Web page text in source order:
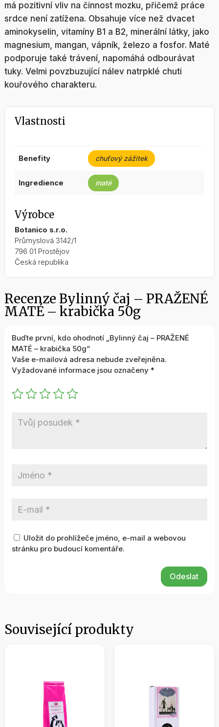
má pozitivní vliv na činnost mozku, přičemž práce
srdce není zatížena. Obsahuje více než dvacet
aminokyselin, vitamíny B1 a B2, minerální látky, jako
magnesium, mangan, vápník, železo a fosfor. Maté
podporuje také trávení, napomáhá odbourávat
tuky. Velmi povzbuzující nálev natrpklé chuti
kouřového charakteru.
Vlastnosti
benefity chuťový zážitek
ingredience maté
Výrobce
Botanico s.r.o.
Průmyslová 3142/1
796 01 Prostějov
Česká republika
Recenze Bylinný čaj – PRAŽENÉ
MATÉ – krabička 50g
Buďte první, kdo ohodnotí „Bylinný čaj – PRAŽENÉ
MATÉ – krabička 50g“
Vaše e-mailová adresa nebude zveřejněna.
Vyžadované informace jsou označeny *
Uložit do prohlížeče jméno, e-mail a webovou
stránku pro budoucí komentáře.
Odeslat
Související produkty